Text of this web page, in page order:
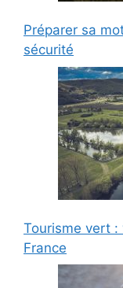
Préparer sa
sécurité
Tourisme vert :
France